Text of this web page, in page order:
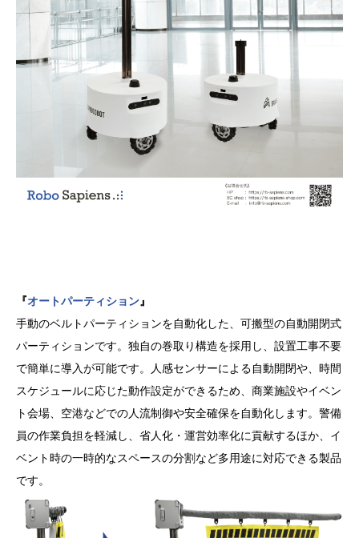
『オートパーティション』
手動のベルトパーティションを自動化した、可搬型の自動開閉式
パーティションです。独自の巻取り構造を採用し、設置工事不要
で簡単に導入が可能です。人感センサーによる自動開閉や、時間
スケジュールに応じた動作設定ができるため、商業施設やイベン
ト会場、空港などでの人流制御や安全確保を自動化します。警備
員の作業負担を軽減し、省人化・運営効率化に貢献するほか、イ
ベント時の一時的なスペースの分割など多用途に対応できる製品
です。